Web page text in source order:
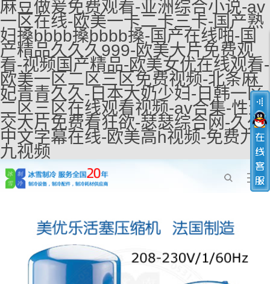
麻豆做爰免费观看-亚洲综合小说-av
一区在线-欧美一卡二卡三卡-国产熟
妇搡bbbb搡bbbb搡-国产在线啪-国
产精品久久久999-欧美大片免费观
看-视频国产精品-欧美女优在线观看-
欧美一区二区三区免费视频-北条麻
妃青青久久-日本大奶少妇-日韩一区
二区三区在线观看视频-av合集-性生
交大片免费看狂欲-瑟瑟综合网-久久
中文字幕在线-欧美高h视频-免费九
九视频